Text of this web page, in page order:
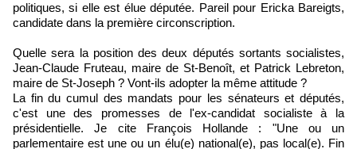
politiques, si elle est élue députée. Pareil pour Ericka Bareigts,
candidate dans la première circonscription.
Quelle sera la position des deux députés sortants socialistes,
Jean-Claude Fruteau, maire de St-Benoît, et Patrick Lebreton,
maire de St-Joseph ? Vont-ils adopter la même attitude ?
La fin du cumul des mandats pour les sénateurs et députés,
c'est une des promesses de l'ex-candidat socialiste à la
présidentielle. Je cite François Hollande : "Une ou un
parlementaire est une ou un élu(e) national(e), pas local(e). Fin